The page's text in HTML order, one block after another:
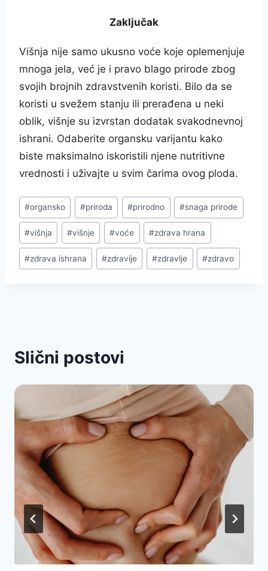
Zaključak
Višnja nije samo ukusno voće koje oplemenjuje
mnoga jela, već je i pravo blago prirode zbog
svojih brojnih zdravstvenih koristi. Bilo da se
koristi u svežem stanju ili prerađena u neki
oblik, višnje su izvrstan dodatak svakodnevnoj
ishrani. Odaberite organsku varijantu kako
biste maksimalno iskoristili njene nutritivne
vrednosti i uživajte u svim čarima ovog ploda.
Post
Tags:
#organsko #priroda #prirodno #snaga prirode
#višnja #višnje #voće #zdrava hrana
#zdrava ishrana #zdravije #zdravlje #zdravo
Slični postovi